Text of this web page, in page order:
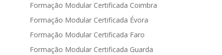
Formação Modular Certificada Coimbra
Formação Modular Certificada Évora
Formação Modular Certificada Faro
Formação Modular Certificada Guarda